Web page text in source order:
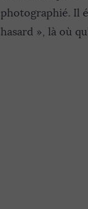
photographié. Il
hasard », là où